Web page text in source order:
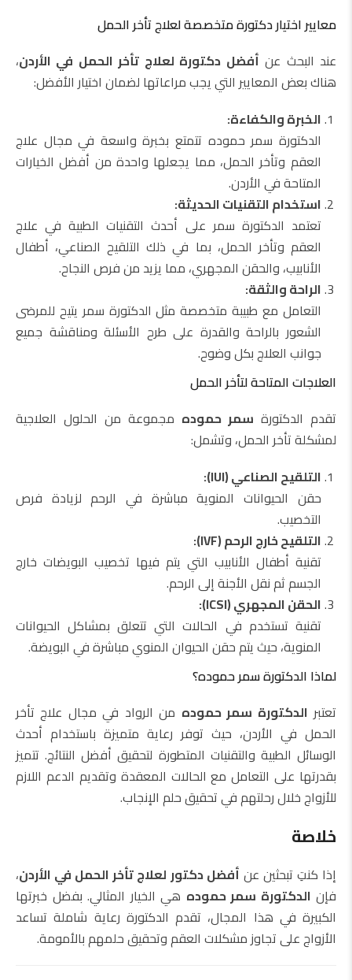
معايير اختيار دكتورة متخصصة لعلاج تأخر الحمل
عند البحث عن أفضل دكتورة لعلاج تأخر الحمل في الأردن،
هناك بعض المعايير التي يجب مراعاتها لضمان اختيار الأفضل:
الخبرة والكفاءة:
الدكتورة سمر حموده تتمتع بخبرة واسعة في مجال علاج
العقم وتأخر الحمل، مما يجعلها واحدة من أفضل الخيارات
المتاحة في الأردن.
استخدام التقنيات الحديثة:
تعتمد الدكتورة سمر على أحدث التقنيات الطبية في علاج
العقم وتأخر الحمل، بما في ذلك التلقيح الصناعي، أطفال
الأنابيب، والحقن المجهري، مما يزيد من فرص النجاح.
الراحة والثقة:
التعامل مع طبيبة متخصصة مثل الدكتورة سمر يتيح للمرضى
الشعور بالراحة والقدرة على طرح الأسئلة ومناقشة جميع
جوانب العلاج بكل وضوح.
العلاجات المتاحة لتأخر الحمل
تقدم الدكتورة سمر حموده مجموعة من الحلول العلاجية
لمشكلة تأخر الحمل، وتشمل:
التلقيح الصناعي (IUI):
حقن الحيوانات المنوية مباشرة في الرحم لزيادة فرص
التخصيب.
التلقيح خارج الرحم (IVF):
تقنية أطفال الأنابيب التي يتم فيها تخصيب البويضات خارج
الجسم ثم نقل الأجنة إلى الرحم.
الحقن المجهري (ICSI):
تقنية تستخدم في الحالات التي تتعلق بمشاكل الحيوانات
المنوية، حيث يتم حقن الحيوان المنوي مباشرة في البويضة.
لماذا الدكتورة سمر حموده؟
تعتبر الدكتورة سمر حموده من الرواد في مجال علاج تأخر
الحمل في الأردن، حيث توفر رعاية متميزة باستخدام أحدث
الوسائل الطبية والتقنيات المتطورة لتحقيق أفضل النتائج. تتميز
بقدرتها على التعامل مع الحالات المعقدة وتقديم الدعم اللازم
للأزواج خلال رحلتهم في تحقيق حلم الإنجاب.
خلاصة
إذا كنتِ تبحثين عن أفضل دكتور لعلاج تأخر الحمل في الأردن،
فإن الدكتورة سمر حموده هي الخيار المثالي. بفضل خبرتها
الكبيرة في هذا المجال، تقدم الدكتورة رعاية شاملة تساعد
الأزواج على تجاوز مشكلات العقم وتحقيق حلمهم بالأمومة.